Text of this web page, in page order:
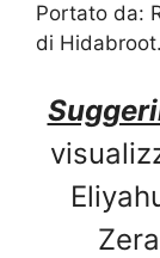
Portato da:
di Hidabroot.